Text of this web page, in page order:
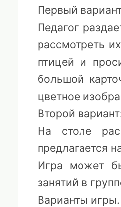
Первый
Педагог
рассмотреть
птицей и
большой
цветное
Второй
На столе
предлагается
Игра может
занятий в
Варианты игры.